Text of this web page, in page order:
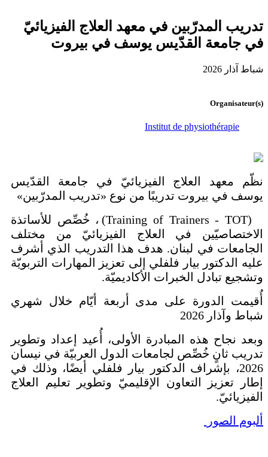
تدريب المدرّبين في معهد العلاج الفيزيائيّ
في جامعة القدّيس يوسف في بيروت
شباط آذار 2026
Organisateur(s)
Institut de physiothérapie
نظّم معهد العلاج الفيزيائيّ في جامعة القدّيس
يوسف في بيروت تدريبًا من نوع «تدريب المدرّبين»
(Training of Trainers - TOT)، خُصِّص للأساتذة
الاختصاصيّين في العلاج الفيزيائيّ من مختلف
الجامعات في لبنان. هدف هذا التدريب الذي أشرف
عليه الدكتور بيار فلفلي إلى تعزيز المهارات التربويّة
وتشجيع تبادل الخبرات الأكاديميّة.
أُقيمت الدورة على مدى أربعة أيّام خلال شهري
شباط وآذار 2026
وبعد نجاح هذه المبادرة الأولى، أُعيد إعداد وتطوير
تدريب ثانٍ خُصِّص لجامعات الدول العربيّة في نيسان
2026، بإشراف الدكتور بيار فلفلي أيضًا، وذلك في
إطار تعزيز التعاون الإقليميّ وتطوير تعليم العلاج
الفيزيائيّ.
ألبوم الصور